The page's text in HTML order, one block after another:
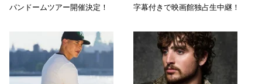
パンドームツアー開催決定！
字幕付きで映画館独占生中継！